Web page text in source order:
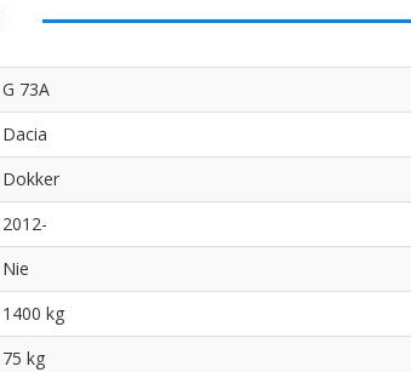
G 73A
Dacia
Dokker
2012-
Nie
1400 kg
75 kg